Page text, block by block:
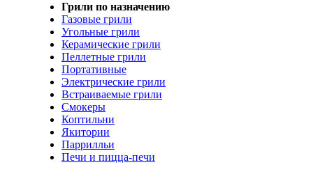
Грили по назначению
Газовые грили
Угольные грили
Керамические грили
Пеллетные грили
Портативные
Электрические грили
Встраиваемые грили
Смокеры
Коптильни
Якитории
Паррилльи
Печи и пицца-печи